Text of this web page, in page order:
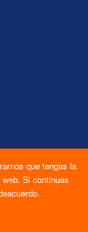
que tengas la
Si continuas